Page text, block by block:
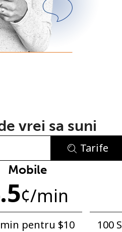
Minim 8 litere
O majuscula si o
Un numar
Un simbol/litera
vrei sa suni
Tarife
Mobile
¢/min
pentru ⁦$10⁩
100